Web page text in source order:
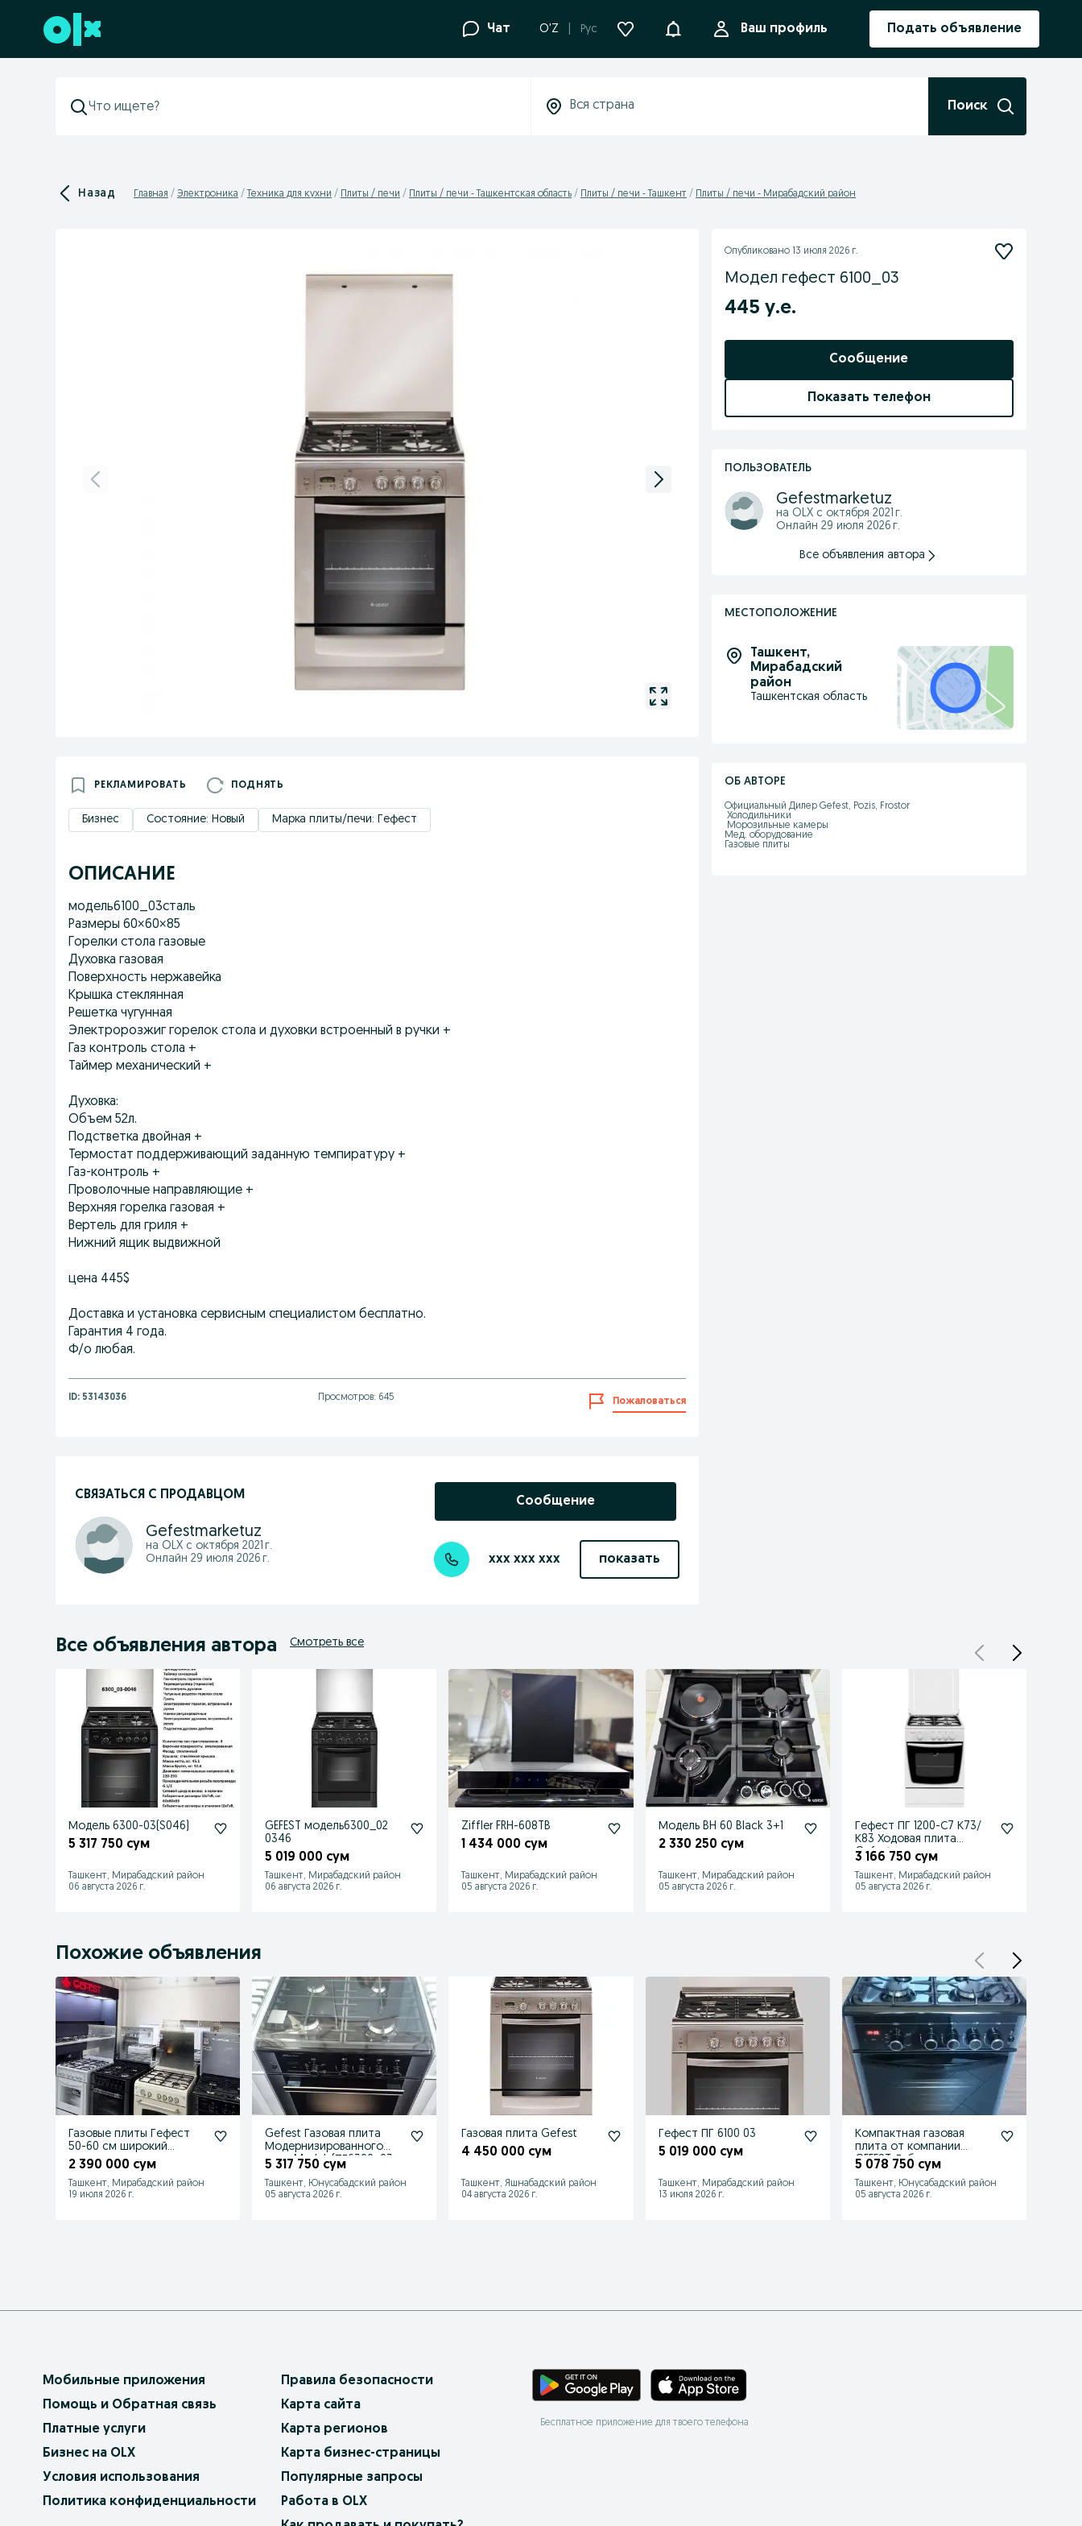
Перейти к нижнему колонтитулу Чат O'Z Рус УведомленияВаш профиль Подать объявление
Поиск
Назад Главная Электроника Техника для кухни Плиты / печи Плиты / печи - Ташкентская область Плиты / печи - Ташкент Плиты / печи - Мирабадский район
РЕКЛАМИРОВАТЬ ПОДНЯТЬ
Бизнес Состояние: Новый Марка плиты/печи: Гефест
ОПИСАНИЕ
модель6100_03сталь
Размеры 60×60×85
Горелки стола газовые
Духовка газовая
Поверхность нержавейка
Крышка стеклянная
Решетка чугунная
Электророзжиг горелок стола и духовки встроенный в ручки +
Газ контроль стола +
Таймер механический +
Духовка:
Объем 52л.
Подстветка двойная +
Термостат поддерживающий заданную темпиратуру +
Газ-контроль +
Проволочные направляющие +
Верхняя горелка газовая +
Вертель для гриля +
Нижний ящик выдвижной
цена 445$
Доставка и установка сервисным специалистом бесплатно.
Гарантия 4 года.
Ф/о любая.
ID: 53143036 Просмотров: 645 Пожаловаться
СВЯЗАТЬСЯ С ПРОДАВЦОМ
Gefestmarketuz
на OLX с октября 2021 г.
Онлайн 29 июля 2026 г.
Сообщение
xxx xxx xxx показать
Опубликовано 13 июля 2026 г.
Модел гефест 6100_03
445 у.е.
Сообщение
Показать телефон
ПОЛЬЗОВАТЕЛЬ
Gefestmarketuz
на OLX с октября 2021 г.
Онлайн 29 июля 2026 г.
Все объявления автора
МЕСТОПОЛОЖЕНИЕ
Ташкент,
Мирабадский
район
Ташкентская область
ОБ АВТОРЕ
Официальный Дилер Gefest, Pozis, Frostor
Мед. оборудование
Газовые плиты
Все объявления автора Смотреть все
Модель 6300-03(S046)
5 317 750 сум
Ташкент, Мирабадский район
06 августа 2026 г.
GEFEST модель6300_02
0346
5 019 000 сум
Ташкент, Мирабадский район
06 августа 2026 г.
Ziffler FRH-608TB
1 434 000 сум
Ташкент, Мирабадский район
05 августа 2026 г.
Модель BH 60 Black 3+1
2 330 250 сум
Ташкент, Мирабадский район
05 августа 2026 г.
Гефест ПГ 1200-С7 К73/
К83 Ходовая плита
Gefest
3 166 750 сум
Ташкент, Мирабадский район
05 августа 2026 г.
Похожие объявления
Газовые плиты Гефест
50-60 см широкий
ассортимент продукции
2 390 000 сум
Ташкент, Мирабадский район
19 июля 2026 г.
Gefest Газовая плита
Модернизированного
типа Model: (ПГ6300_03
5 317 750 сум
Ташкент, Юнусабадский район
05 августа 2026 г.
Газовая плита Gefest
4 450 000 сум
Ташкент, Яшнабадский район
04 августа 2026 г.
Гефест ПГ 6100 03
5 019 000 сум
Ташкент, Мирабадский район
13 июля 2026 г.
Компактная газовая
плита от компании
GEFEST. Габариты:
5 078 750 сум
Ташкент, Юнусабадский район
05 августа 2026 г.
Мобильные приложения
Помощь и Обратная связь
Платные услуги
Бизнес на OLX
Условия использования
Политика конфиденциальности
Правила безопасности
Карта сайта
Карта регионов
Карта бизнес-страницы
Популярные запросы
Работа в OLX
Бесплатное приложение для твоего телефона